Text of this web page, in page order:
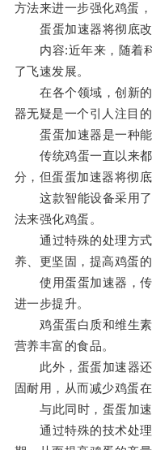
方法来进一步强化鸡蛋
蛋蛋加速器将彻底改
内容:近年来，随着科
了飞速发展。
在各个领域，创新的
器无疑是一个引人注目的
蛋蛋加速器是一种能
传统鸡蛋一直以来都
分，但蛋蛋加速器将彻
这款智能设备采用了
法来强化鸡蛋。
通过特殊的处理方式
养、更坚固，提高鸡蛋的
使用蛋蛋加速器，传
进一步提升。
鸡蛋蛋白质和维生素
营养丰富的食品。
此外，蛋蛋加速器还
固耐用，从而减少鸡蛋
与此同时，蛋蛋加速
通过特殊的技术处理